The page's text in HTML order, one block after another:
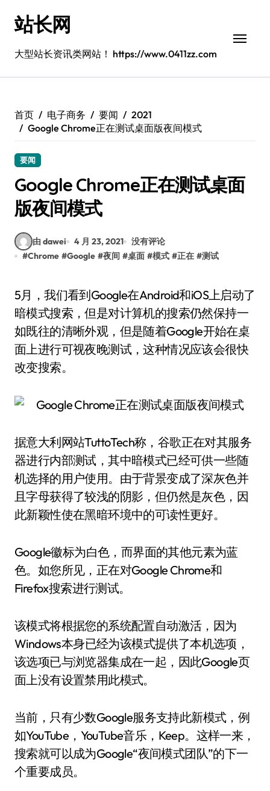
站长网
大型站长资讯类网站！ https://www.0411zz.com
首页 电子商务 要闻
2021
Google Chrome正在测试桌面版夜间模式
要闻
Google Chrome正在测试桌面
版夜间模式
由 dawei 4 月 23, 2021
没有评论
#Chrome #Google #夜间 #桌面 #模式 #正在 #测试
5月，我们看到Google在Android和iOS上启动了
暗模式搜索，但是对计算机的搜索仍然保持一
如既往的清晰外观，但是随着Google开始在桌
面上进行可视夜晚测试，这种情况应该会很快
改变搜索。
据意大利网站TuttoTech称，谷歌正在对其服务
器进行内部测试，其中暗模式已经可供一些随
机选择的用户使用。由于背景变成了深灰色并
且字母获得了较浅的阴影，但仍然是灰色，因
此新颖性使在黑暗环境中的可读性更好。
Google徽标为白色，而界面的其他元素为蓝
色。如您所见，正在对Google Chrome和
Firefox搜索进行测试。
该模式将根据您的系统配置自动激活，因为
Windows本身已经为该模式提供了本机选项，
该选项已与浏览器集成在一起，因此Google页
面上没有设置禁用此模式。
当前，只有少数Google服务支持此新模式，例
如YouTube，YouTube音乐，Keep。这样一来，
搜索就可以成为Google“夜间模式团队”的下一
个重要成员。